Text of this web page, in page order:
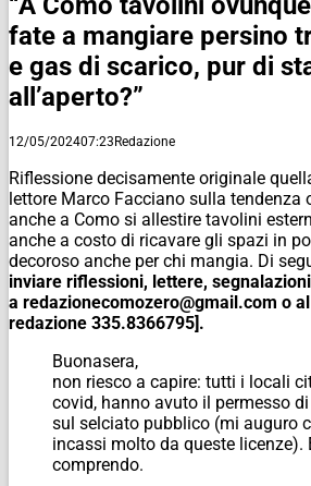
fate a mangiare persino
e gas di scarico, pur di
all’aperto?”
12/05/202407:23Redazione
Riflessione decisamente originale
lettore Marco Facciano sulla tendenza
anche a Como si allestire tavolini
anche a costo di ricavare gli spazi in
decoroso anche per chi mangia. Di
inviare riflessioni, lettere,
a redazionecomozero@gmail.com o
redazione 335.8366795].
Buonasera,
non riesco a capire: tutti i locali
covid, hanno avuto il permesso
sul selciato pubblico (mi auguro
incassi molto da queste licenze).
comprendo.